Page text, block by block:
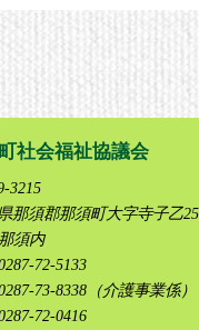
社会福祉協議会
3215
那須郡那須町大字寺子乙
須内
72-5133
73-8338（介護事業係）
72-0416